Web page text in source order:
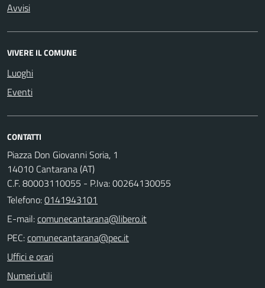
Avvisi
VIVERE IL COMUNE
Luoghi
Eventi
CONTATTI
Piazza Don Giovanni Soria, 1
14010 Cantarana (AT)
C.F. 80003110055 - P.Iva: 00264130055
Telefono:0141943101
E-mail:
PEC:
Uffici e orari
Numeri utili